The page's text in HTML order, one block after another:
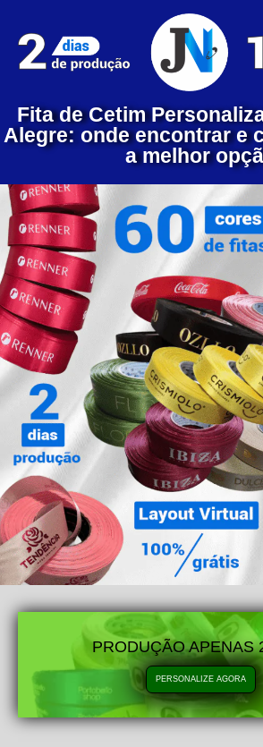
Fita de Cetim
Alegre: onde encontrar e
a melhor
PRODUÇÃO APENAS
PERSONALIZE AGORA